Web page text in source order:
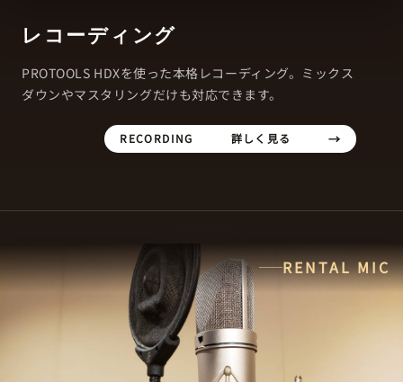
レコーディング
PROTOOLS HDXを使った本格レコーディング。ミックス
ダウンやマスタリングだけも対応できます。
RECORDING 詳しく見る
RENTAL MIC